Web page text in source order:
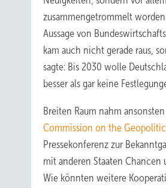
zusammengetrommelt
Aussage von
kam auch nicht gerade raus,
sagte: Bis 2030 wolle
besser als gar keine
Breiten Raum nahm
Commission on the
Pressekonferenz zur
mit anderen Staaten
Wie könnten weitere